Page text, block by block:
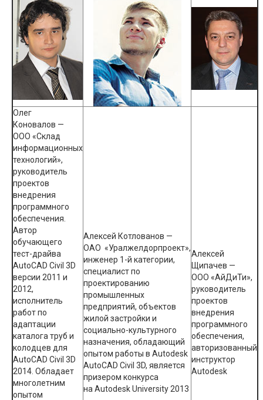
Олег
Коновалов —
ООО «Склад
информационных
технологий»,
руководитель
проектов
внедрения
программного
обеспечения.
Автор
обучающего
тест-драйва
AutoCAD Civil 3D
версии 2011 и
2012,
исполнитель
работ по
адаптации
каталога труб и
колодцев для
AutoCAD Civil 3D
2014. Обладает
многолетним
опытом
Алексей Котлованов —
ОАО «Уралжелдорпроект»,
инженер 1-й категории,
специалист по
проектированию
промышленных
предприятий, объектов
жилой застройки и
социально-культурного
назначения, обладающий
опытом работы в Autodesk
AutoCAD Civil 3D, является
призером конкурса
на Autodesk University 2013
Алексей
Щипачев —
ООО «АйДиТи»,
руководитель
проектов
внедрения
программного
обеспечения,
авторизованный
инструктор
Autodesk